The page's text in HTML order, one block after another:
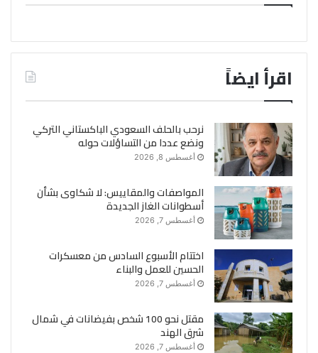
اقرأ ايضاً
نرحب بالحلف السعودي الباكستاني التركي
ونضع عددا من التساؤلات حوله
أغسطس 8, 2026
المواصفات والمقاييس: لا شكاوى بشأن
أسطوانات الغاز الجديدة
أغسطس 7, 2026
اختتام الأسبوع السادس من معسكرات
الحسين للعمل والبناء
أغسطس 7, 2026
مقتل نحو 100 شخص بفيضانات في شمال
شرق الهند
أغسطس 7, 2026